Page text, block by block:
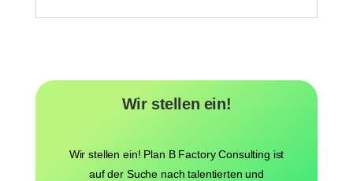
Wir stellen ein!
Wir stellen ein! Plan B Factory Consulting ist
auf der Suche nach talentierten und